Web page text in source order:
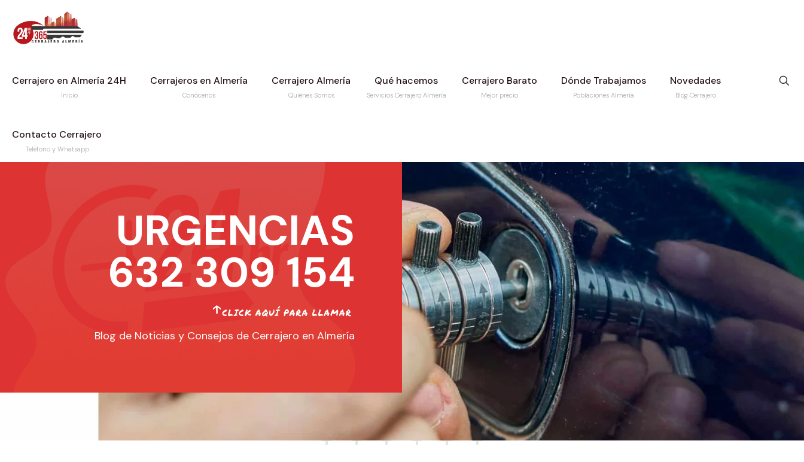
Cerrajero en Almería 24H
Inicio
Cerrajeros en Almería
Conócenos
Cerrajero Almería
Quiénes Somos
Qué hacemos
Servicios Cerrajero Almería
Cerrajero Barato
Mejor precio
Dónde Trabajamos
Poblaciones Almería
Novedades
Blog Cerrajero
Contacto Cerrajero
Teléfono y Whatsapp
URGENCIAS
632 309 154
Blog de Noticias y Consejos de Cerrajero en Almería